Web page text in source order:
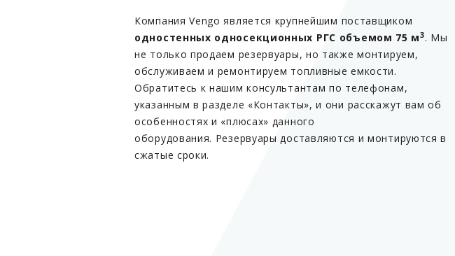
Компания Vengo является крупнейшим поставщиком
одностенных односекционных РГС объемом 75 м3. Мы
не только продаем резервуары, но также монтируем,
обслуживаем и ремонтируем топливные емкости.
Обратитесь к нашим консультантам по телефонам,
указанным в разделе «Контакты», и они расскажут вам об
особенностях и «плюсах» данного
оборудования. Резервуары доставляются и монтируются в
сжатые сроки.